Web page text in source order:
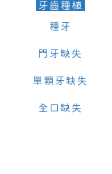
牙齒種植
種牙
門牙缺失
單顆牙缺失
全口缺失